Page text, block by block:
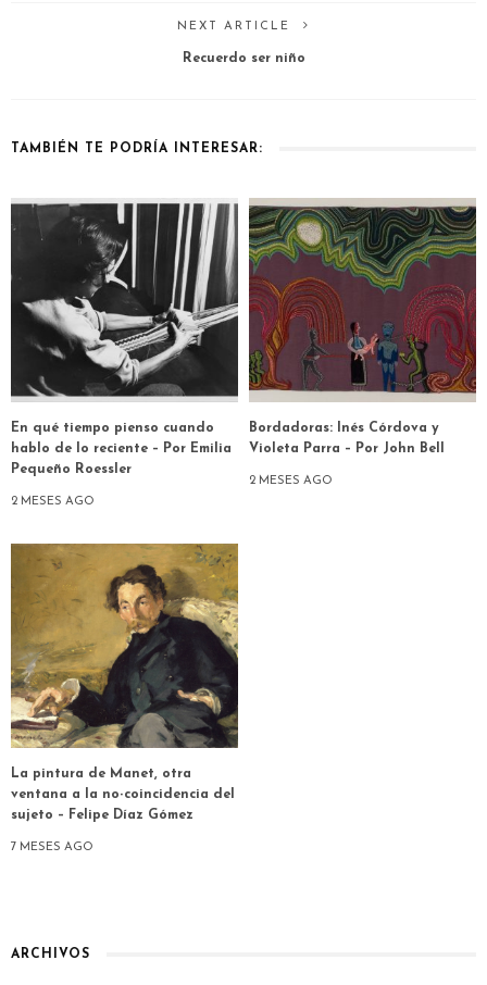
NEXT ARTICLE
Recuerdo ser niño
TAMBIÉN TE PODRÍA INTERESAR:
En qué tiempo pienso cuando
hablo de lo reciente – Por Emilia
Pequeño Roessler
2 MESES AGO
Bordadoras: Inés Córdova y
Violeta Parra – Por John Bell
2 MESES AGO
La pintura de Manet, otra
ventana a la no-coincidencia del
sujeto – Felipe Díaz Gómez
7 MESES AGO
ARCHIVOS